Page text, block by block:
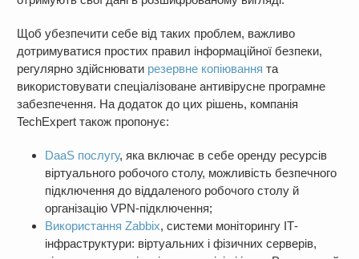
Щоб убезпечити себе від таких проблем, важливо
дотримуватися простих правил інформаційної безпеки,
регулярно здійснювати резервне копіювання та
використовувати спеціалізоване антивірусне програмне
забезпечення. На додаток до цих рішень, компанія
TechExpert також пропонує:
DaaS послугу, яка включає в себе оренду ресурсів
віртуального робочого столу, можливість безпечного
підключення до віддаленого робочого столу й
організацію VPN-підключення;
Використання Zabbix, системи моніторингу ІТ-
інфраструктури: віртуальних і фізичних серверів,